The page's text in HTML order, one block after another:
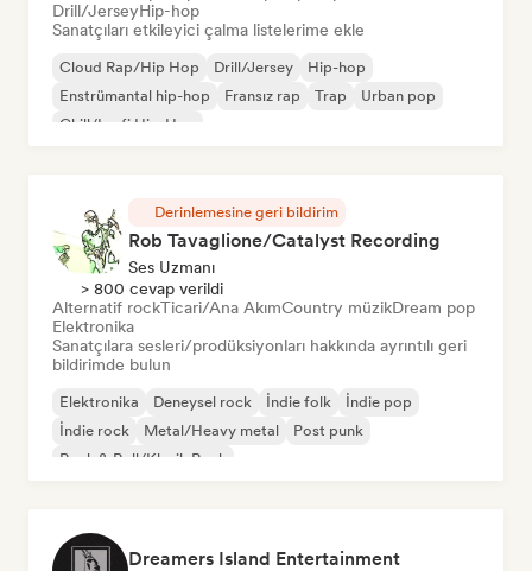
Drill/JerseyHip-hop
Sanatçıları etkileyici çalma listelerime ekle
Cloud Rap/Hip Hop Drill/Jersey
Hip-hop
Enstrümantal hip-hop
Fransız rap Trap
Urban pop
Chill/Lo-fi Hip-Hop
Derinlemesine geri bildirim
Rob Tavaglione/Catalyst Recording
Ses Uzmanı
> 800 cevap verildi
Alternatif rockTicari/Ana AkımCountry müzikDream pop
Elektronika
Sanatçılara sesleri/prodüksiyonları hakkında ayrıntılı geri
bildirimde bulun
Elektronika Deneysel rock İndie folk
İndie pop
İndie rock
Metal/Heavy metal
Post punk
Rock & Roll/Klasik Rock
Dreamers Island Entertainment